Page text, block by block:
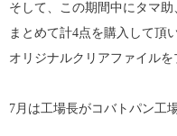
そして、この期間中にタマ
まとめて計4点を購入して頂
オリジナルクリアファイル
7月は工場長がコバトパン工